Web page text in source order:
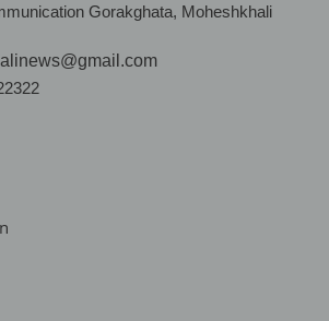
Gorakghata, Moheshkhali